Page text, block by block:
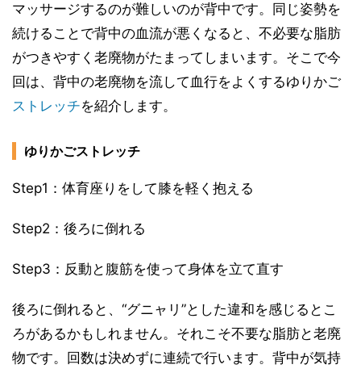
マッサージするのが難しいのが背中です。同じ姿勢を
続けることで背中の血流が悪くなると、不必要な脂肪
がつきやすく老廃物がたまってしまいます。そこで今
回は、背中の老廃物を流して血行をよくするゆりかご
ストレッチを紹介します。
ゆりかごストレッチ
Step1：体育座りをして膝を軽く抱える
Step2：後ろに倒れる
Step3：反動と腹筋を使って身体を立て直す
後ろに倒れると、“グニャリ”とした違和を感じるとこ
ろがあるかもしれません。それこそ不要な脂肪と老廃
物です。回数は決めずに連続で行います。背中が気持